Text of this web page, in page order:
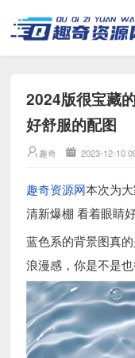
2024版很宝藏
好舒服的配图
趣奇 2023-12-10
趣奇资源网本次为
清新爆棚 看着眼睛
蓝色系的背景图真
浪漫感，你是不是也